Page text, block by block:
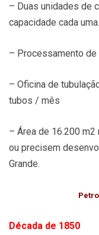
– Duas unidades de
capacidade cada uma.
– Processamento
– Oficina de
tubos / mês
– Área de 16.200 m2
ou precisem
Grande.
Década de 1850